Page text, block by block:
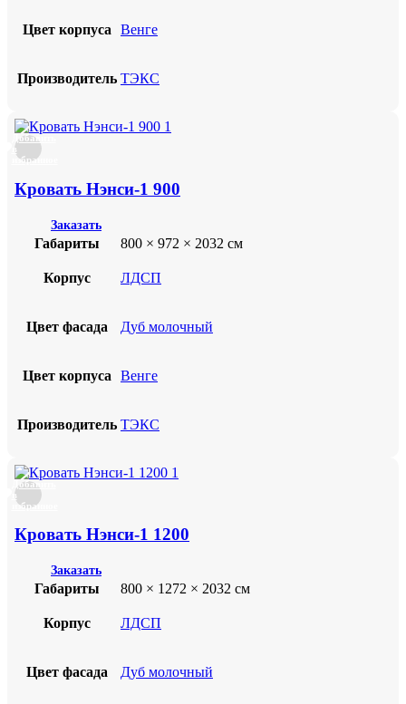
Цвет корпуса Венге
Производитель ТЭКС
Добавить
в
избранное
Кровать Нэнси-1 900
Заказать
Габариты 800 × 972 × 2032 см
Корпус ЛДСП
Цвет фасада Дуб молочный
Цвет корпуса Венге
Производитель ТЭКС
Добавить
в
избранное
Кровать Нэнси-1 1200
Заказать
Габариты 800 × 1272 × 2032 см
Корпус ЛДСП
Цвет фасада Дуб молочный